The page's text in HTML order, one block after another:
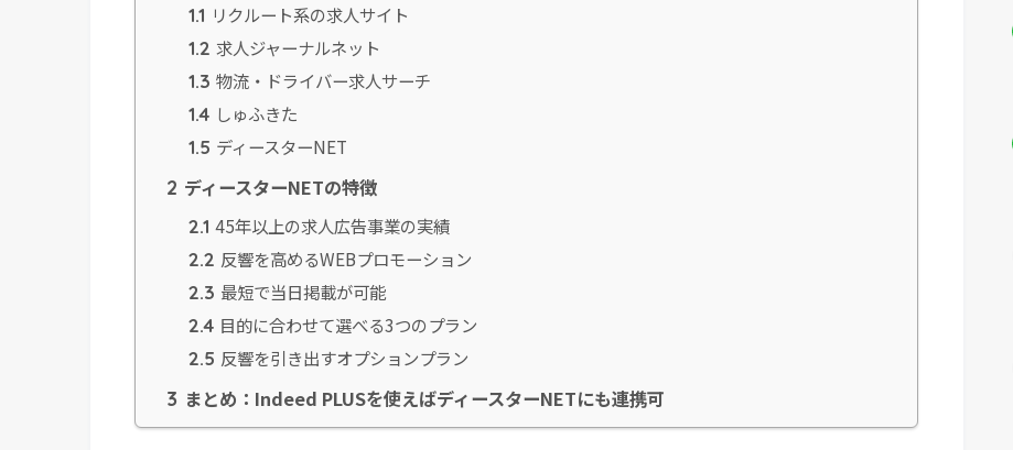
1.1 リクルート系の求人サイト
1.2 求人ジャーナルネット
1.3 物流・ドライバー求人サーチ
1.4 しゅふきた
1.5 ディースターNET
2 ディースターNETの特徴
2.1 45年以上の求人広告事業の実績
2.2 反響を高めるWEBプロモーション
2.3 最短で当日掲載が可能
2.4 目的に合わせて選べる3つのプラン
2.5 反響を引き出すオプションプラン
3 まとめ：Indeed PLUSを使えばディースターNETにも連携可